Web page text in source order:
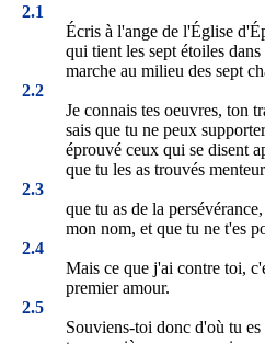
2.1
Écris à l'ange de l'Église
qui tient les sept étoiles
marche au milieu des sept
2.2
Je connais tes oeuvres, ton
sais que tu ne peux
éprouvé ceux qui se disent
que tu les as trouvés
2.3
que tu as de la
mon nom, et que tu ne t'es
2.4
Mais ce que j'ai contre toi,
premier amour.
2.5
Souviens-toi donc d'où tu